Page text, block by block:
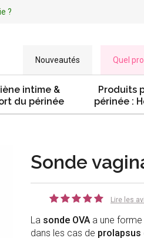
?
Nouveautés Quel
intime &
du périnée
Produits
périnée :
Sonde
Lire les
La sonde OVA a une
dans les cas de prolapsus